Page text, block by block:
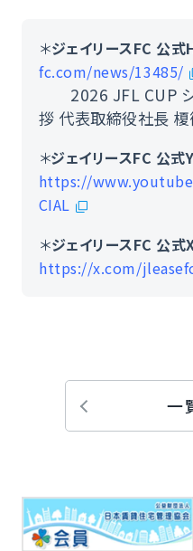
＊ジェイリースFC 公式
fc.com/news/13485/
2026 JFL CUP シ
拶 代表取締役社⾧
＊ジェイリースFC 公
https://
CIAL
＊ジェイリースFC 公式
https://x.com/
一